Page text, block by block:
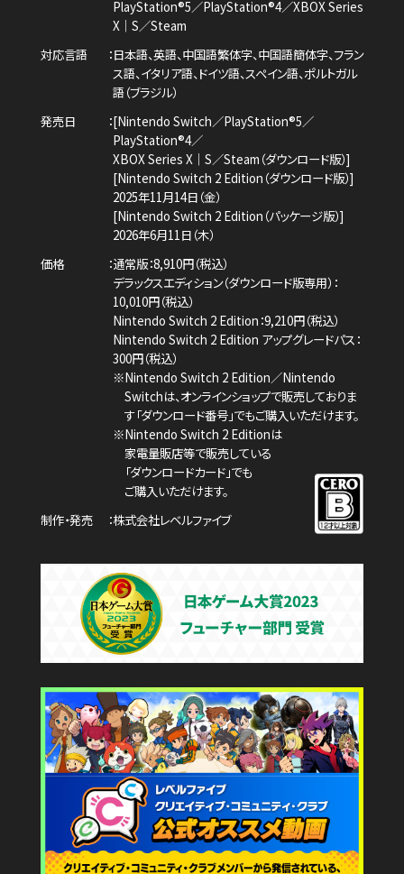
PlayStation®5／PlayStation®4／XBOX Series
X｜S／Steam
対応言語
日本語、英語、中国語繁体字、中国語簡体字、フラン
ス語、イタリア語、ドイツ語、スペイン語、ポルトガル
語（ブラジル）
発売日
[Nintendo Switch／PlayStation®5／
PlayStation®4／
XBOX Series X｜S／Steam（ダウンロード版）]
[Nintendo Switch 2 Edition（ダウンロード版）]
2025年11月14日（金）
[Nintendo Switch 2 Edition（パッケージ版）]
2026年6月11日（木）
価格
通常版：8,910円（税込）
デラックスエディション（ダウンロード版専用）：
10,010円（税込）
Nintendo Switch 2 Edition：9,210円（税込）
Nintendo Switch 2 Edition アップグレードパス：
300円（税込）
※Nintendo Switch 2 Edition／Nintendo
Switchは、オンラインショップで販売しておりま
す「ダウンロード番号」でもご購入いただけます。
※Nintendo Switch 2 Editionは
家電量販店等で販売している
「ダウンロードカード」でも
ご購入いただけます。
制作・発売
株式会社レベルファイブ